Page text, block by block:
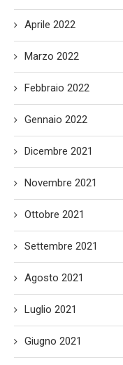
Aprile 2022
Marzo 2022
Febbraio 2022
Gennaio 2022
Dicembre 2021
Novembre 2021
Ottobre 2021
Settembre 2021
Agosto 2021
Luglio 2021
Giugno 2021